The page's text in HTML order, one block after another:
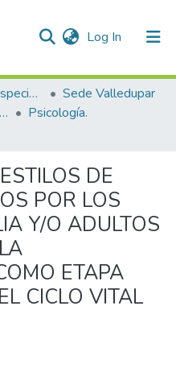
Log In (current)
Trabajos de Grado (Especializaciones y Pregrados)
Sede Valledupar
Facultad de Derecho, Ciencias Políticas y Sociales.
Psicología.
DE
POR LOS
Y/O ADULTOS
ETAPA
CICLO VITAL